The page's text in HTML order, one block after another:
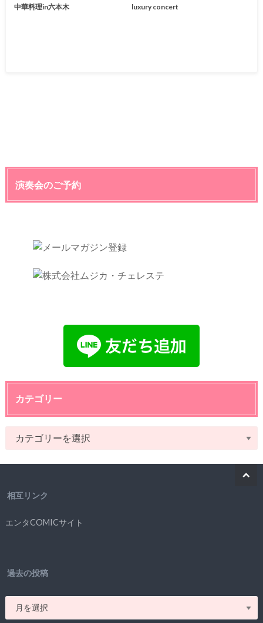
中華料理in六本木 luxury concert
演奏会のご予約
カテゴリー
相互リンク
エンタCOMICサイト
過去の投稿